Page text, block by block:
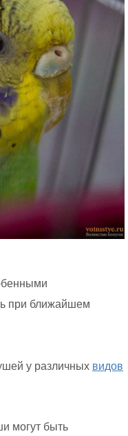
при ближайшем
у различных видов
могут быть